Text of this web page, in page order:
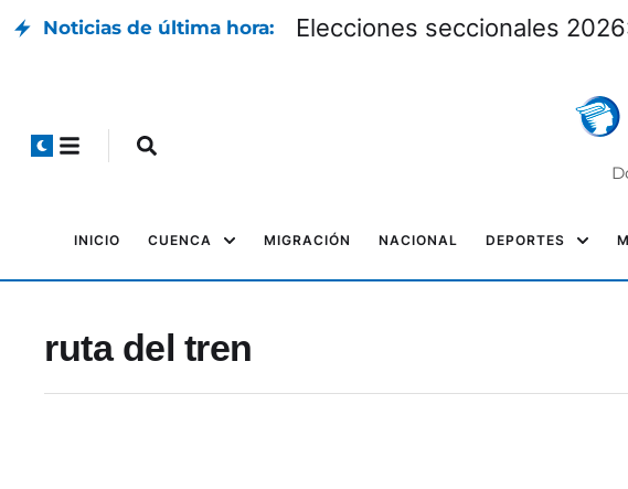
Noticias de última hora: Elecciones seccionales
INICIO CUENCA MIGRACIÓN NACIONAL DEPORTES
ruta del tren